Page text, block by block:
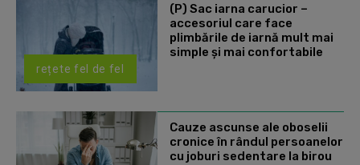
rețete fel de fel
(P) Sac iarna carucior –
accesoriul care face
plimbările de iarnă mult mai
simple și mai confortabile
Cauze ascunse ale oboselii
cronice în rândul persoanelor
cu joburi sedentare la birou